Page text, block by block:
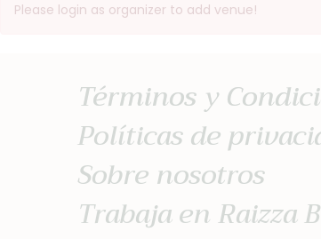
Please login as organizer to add venue!
Términos y
Políticas de
Sobre nosotros
Trabaja en Raizza